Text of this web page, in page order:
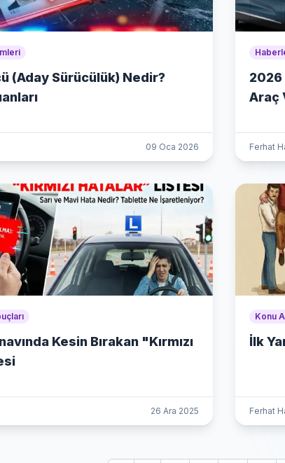
(Aday Sürücülük) Nedir?
09 Oca 2026
2026
Araç
Ferhat
Kesin Bırakan "Kırmızı
26 Ara 2025
Konu
İlk
Ferhat